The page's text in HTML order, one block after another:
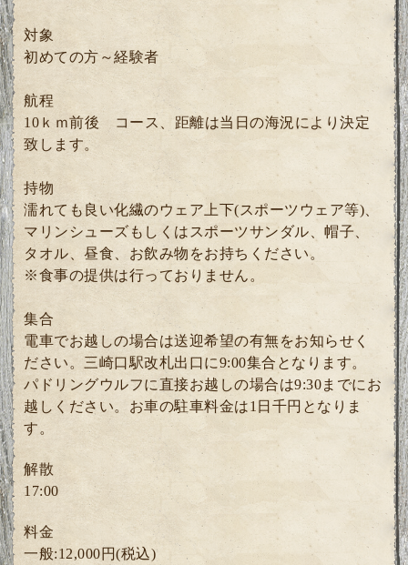
対象
初めての方～経験者
航程
10ｋｍ前後 コース、距離は当日の海況により決定
致します。
持物
濡れても良い化繊のウェア上下(スポーツウェア等)、
マリンシューズもしくはスポーツサンダル、帽子、
タオル、昼食、お飲み物をお持ちください。
※食事の提供は行っておりません。
集合
電車でお越しの場合は送迎希望の有無をお知らせく
ださい。三崎口駅改札出口に9:00集合となります。
パドリングウルフに直接お越しの場合は9:30までにお
越しください。お車の駐車料金は1日千円となりま
す。
解散
17:00
料金
一般:12,000円(税込)